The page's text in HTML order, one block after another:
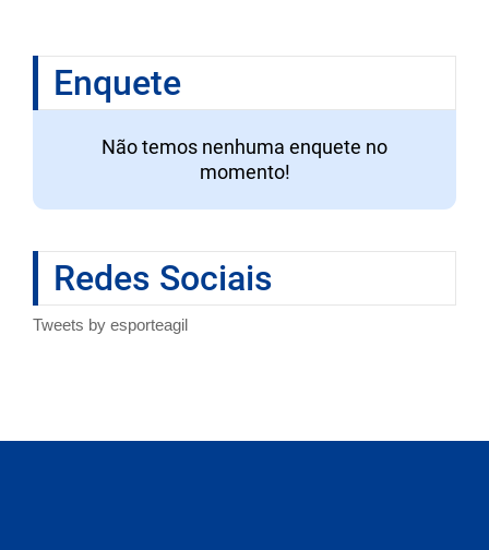
Enquete
Não temos nenhuma enquete no
momento!
Redes Sociais
Tweets by esporteagil